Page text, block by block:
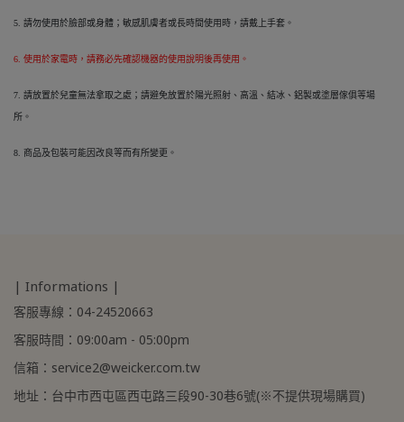
5. 請勿使用於臉部或身體；敏感肌膚者或長時間使用時，請戴上手套。
6. 使用於家電時，請務必先確認機器的使用說明後再使用。
7. 請放置於兒童無法拿取之處；請避免放置於陽光照射、高溫、結冰、鋁製或塗層傢俱等場
所。
8. 商品及包裝可能因改良等而有所變更。
| Informations |
客服專線：04-24520663
客服時間：09:00am - 05:00pm
信箱：service2@weicker.com.tw
地址：台中市西屯區西屯路三段90-30巷6號(※不提供現場購買)